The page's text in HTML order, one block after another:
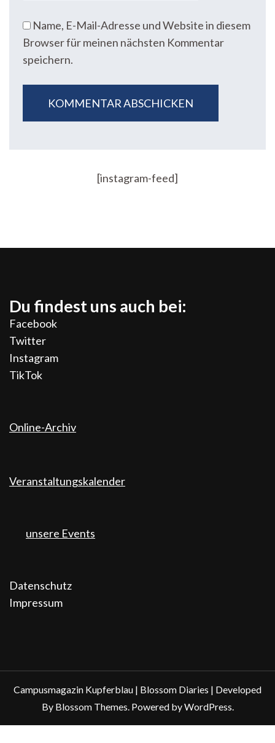
Name, E-Mail-Adresse und Website in diesem
Browser für meinen nächsten Kommentar
speichern.
[instagram-feed]
Du findest uns auch bei:
Facebook
Twitter
Instagram
TikTok
Online-Archiv
Veranstaltungskalender
unsere Events
Datenschutz
Impressum
Campusmagazin Kupferblau | Blossom Diaries | Developed
By Blossom Themes. Powered byWordPress.